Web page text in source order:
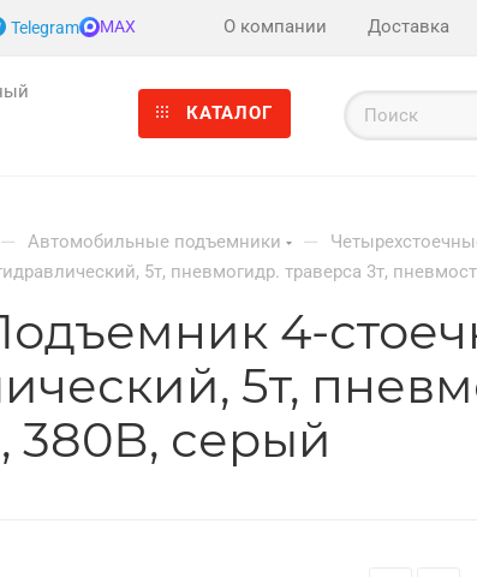
Telegram MAX О компании Доставка
КАТАЛОГ
— Автомобильные подъемники —
5т, пневмогидр. траверса 3т,
4-
5т,
380В, серый